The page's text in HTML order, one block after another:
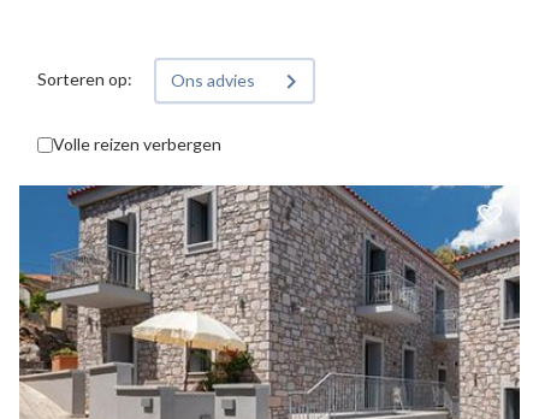
Sorteren op: Ons advies
Volle reizen verbergen